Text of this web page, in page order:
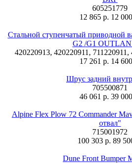
605251779
12 865 р. 12
Стальной ступенчатый приводной
G2 /G1
420220913, 420220911,
17 261 р. 14
Шрус задний
705500871
46 061 р. 39
Alpine Flex Plow 72 Commander
отвал"
715001972
100 303 р. 89
Dune Front Bumper